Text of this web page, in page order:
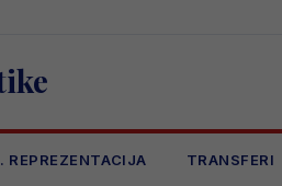
REPREZENTACIJA TRANSFERI